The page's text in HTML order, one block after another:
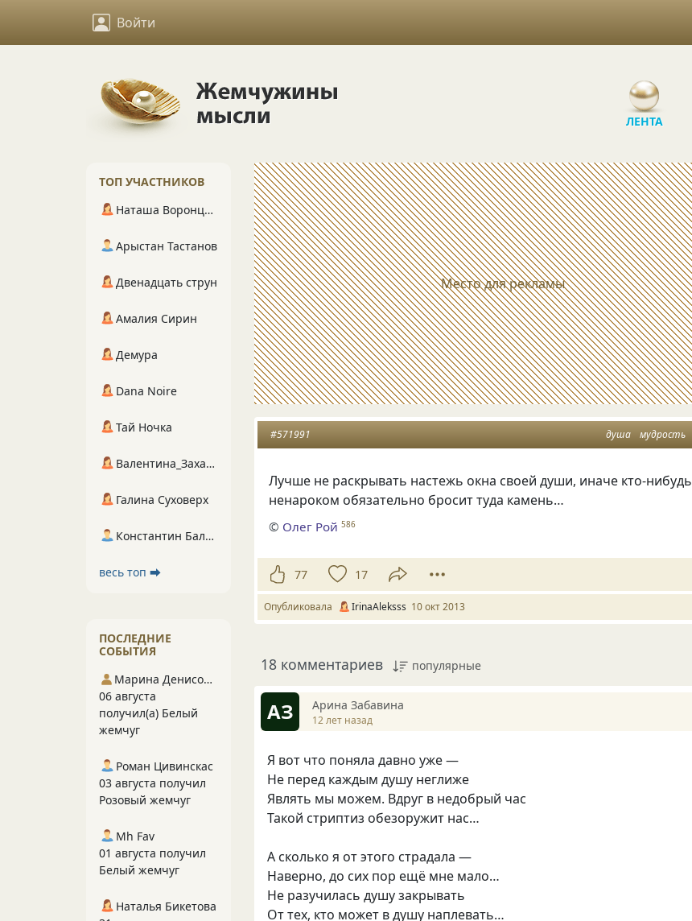
Войти
ЛЕНТА
Место для рекламы
душа мудрость
#571991
Лучше не раскрывать настежь окна своей души, иначе кто-нибудь
ненароком обязательно бросит туда камень…
© Олег Рой 586
77 17
Опубликовала IrinaAleksss 10 окт 2013
18 комментариев популярные
АЗ Арина Забавина
12 лет назад
Я вот что поняла давно уже —
Не перед каждым душу неглиже
Являть мы можем. Вдруг в недобрый час
Такой стриптиз обезоружит нас…
А сколько я от этого страдала —
Наверно, до сих пор ещё мне мало…
Не разучилась душу закрывать
От тех, кто может в душу наплевать…
ТОП УЧАСТНИКОВ
Наташа Воронцова
Арыстан Тастанов
Двенадцать струн
Амалия Сирин
Демура
Dana Noire
Тай Ночка
Валентина_Захарова
Галина Суховерх
Константин Балухта
весь топ ⮕
ПОСЛЕДНИЕ
СОБЫТИЯ
Марина Денисова 5
06 августа
получил(а) Белый
жемчуг
Роман Цивинскас
03 августа получил
Розовый жемчуг
Mh Fav
01 августа получил
Белый жемчуг
Наталья Бикетова